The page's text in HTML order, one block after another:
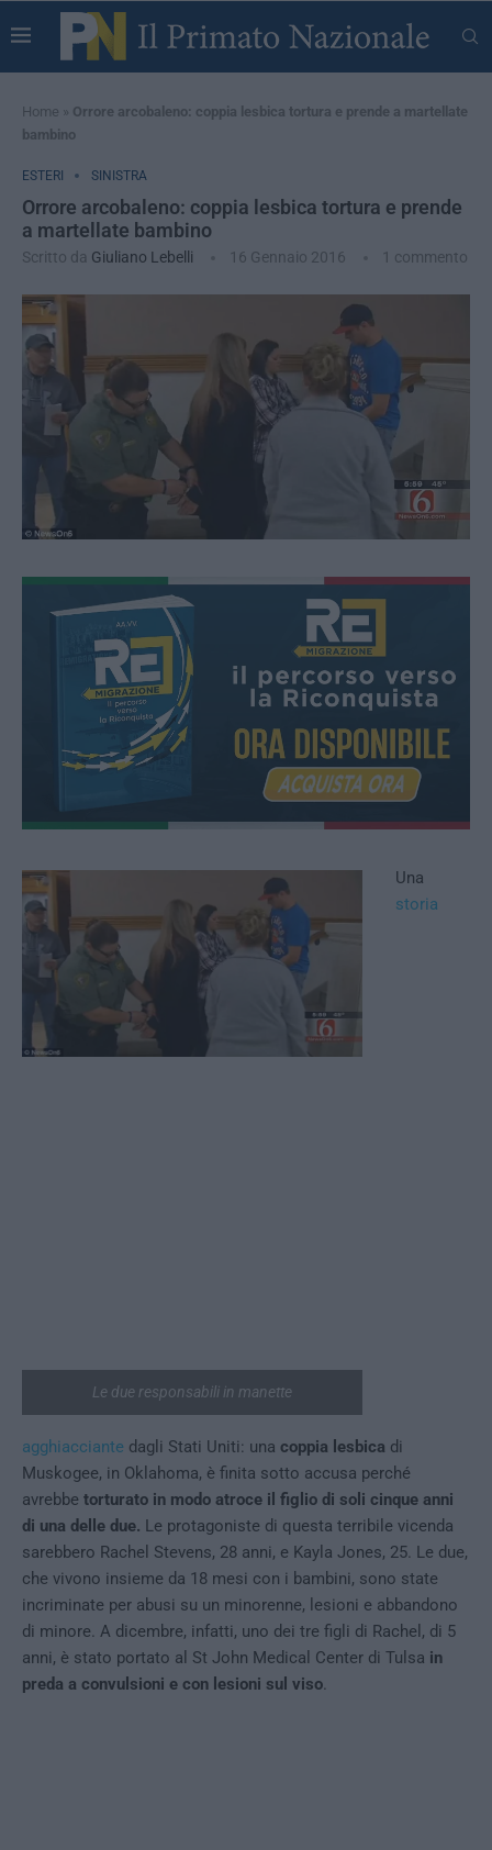
Home » Orrore arcobaleno: coppia lesbica tortura e prende a martellate
bambino
ESTERI SINISTRA
Orrore arcobaleno: coppia lesbica tortura e prende
a martellate bambino
Scritto da Giuliano Lebelli 16 Gennaio 2016 1 commento
Le due responsabili in manette
Una
storia
agghiacciante dagli Stati Uniti: una coppia lesbica di
Muskogee, in Oklahoma, è finita sotto accusa perché
avrebbe torturato in modo atroce il figlio di soli cinque anni
di una delle due. Le protagoniste di questa terribile vicenda
sarebbero Rachel Stevens, 28 anni, e Kayla Jones, 25. Le due,
che vivono insieme da 18 mesi con i bambini, sono state
incriminate per abusi su un minorenne, lesioni e abbandono
di minore. A dicembre, infatti, uno dei tre figli di Rachel, di 5
anni, è stato portato al St John Medical Center di Tulsa in
preda a convulsioni e con lesioni sul viso.